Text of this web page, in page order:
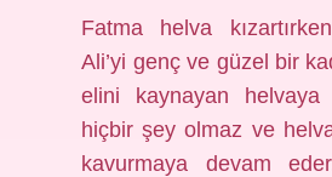
Fatma helva
Ali’yi genç ve güzel bir
elini kaynayan helvaya
hiçbir şey olmaz ve
kavurmaya devam